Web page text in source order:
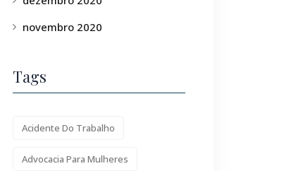
novembro 2020
Tags
Acidente Do Trabalho
Advocacia Para Mulheres